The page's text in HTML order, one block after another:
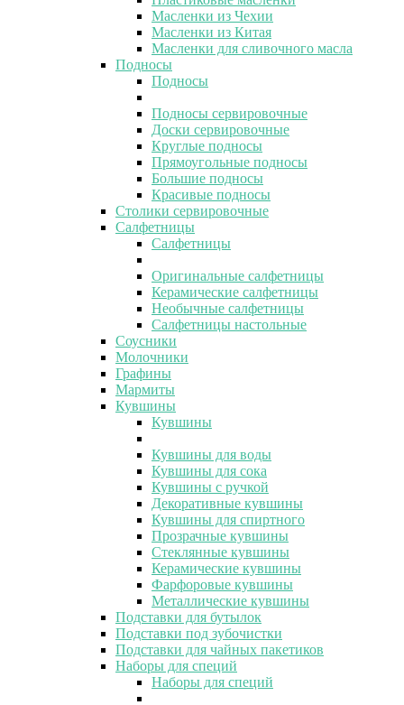
Масленки из Чехии
Масленки из Китая
Масленки для сливочного масла
Подносы
Подносы
Подносы сервировочные
Доски сервировочные
Круглые подносы
Прямоугольные подносы
Большие подносы
Красивые подносы
Столики сервировочные
Салфетницы
Салфетницы
Оригинальные салфетницы
Керамические салфетницы
Необычные салфетницы
Салфетницы настольные
Соусники
Молочники
Графины
Мармиты
Кувшины
Кувшины
Кувшины для воды
Кувшины для сока
Кувшины с ручкой
Декоративные кувшины
Кувшины для спиртного
Прозрачные кувшины
Стеклянные кувшины
Керамические кувшины
Фарфоровые кувшины
Металлические кувшины
Подставки для бутылок
Подставки под зубочистки
Подставки для чайных пакетиков
Наборы для специй
Наборы для специй